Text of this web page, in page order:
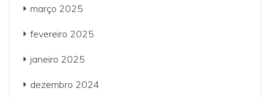
março 2025
fevereiro 2025
janeiro 2025
dezembro 2024